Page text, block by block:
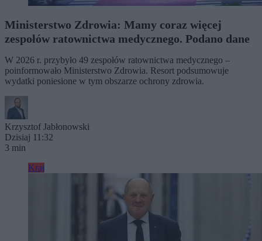
Ministerstwo Zdrowia: Mamy coraz więcej
zespołów ratownictwa medycznego. Podano dane
W 2026 r. przybyło 49 zespołów ratownictwa medycznego –
poinformowało Ministerstwo Zdrowia. Resort podsumowuje
wydatki poniesione w tym obszarze ochrony zdrowia.
Krzysztof Jabłonowski
Dzisiaj 11:32
3 min
Kraj